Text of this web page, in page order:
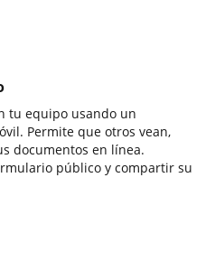
tu equipo usando un
Permite que otros vean,
documentos en línea.
público y compartir su